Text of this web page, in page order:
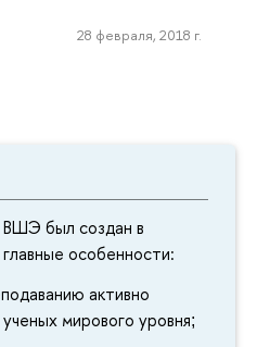
был создан в
особенности:
активно
мирового уровня;
28 февраля, 2018 г.